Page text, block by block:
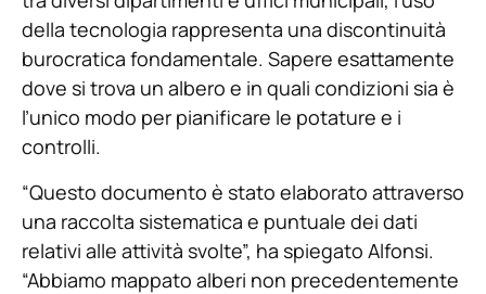
della tecnologia rappresenta una discontinuità
burocratica fondamentale. Sapere esattamente
dove si trova un albero e in quali condizioni sia è
l’unico modo per pianificare le potature e i
controlli.
“Questo documento è stato elaborato attraverso
una raccolta sistematica e puntuale dei dati
relativi alle attività svolte”, ha spiegato Alfonsi.
“Abbiamo mappato alberi non precedentemente